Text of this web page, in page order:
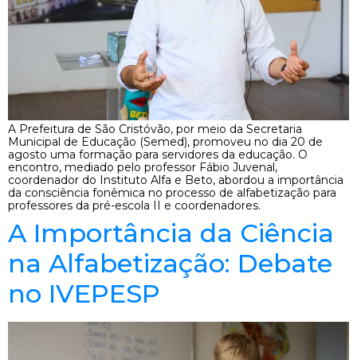
A Prefeitura de São Cristóvão, por meio da Secretaria
Municipal de Educação (Semed), promoveu no dia 20 de
agosto uma formação para servidores da educação. O
encontro, mediado pelo professor Fábio Juvenal,
coordenador do Instituto Alfa e Beto, abordou a importância
da consciência fonêmica no processo de alfabetização para
professores da pré-escola II e coordenadores.
A Importância da Ciência
na Alfabetização: Debate
no IVEPESP